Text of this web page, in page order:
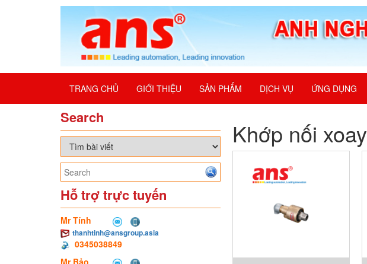
TRANG CHỦ GIỚI THIỆU SẢN PHẨM DỊCH VỤ ỨNG DỤNG
Search
Hỗ trợ trực tuyến
Mr Tính
thanhtinh@ansgroup.asia
0345038849
Khớp nối xoay